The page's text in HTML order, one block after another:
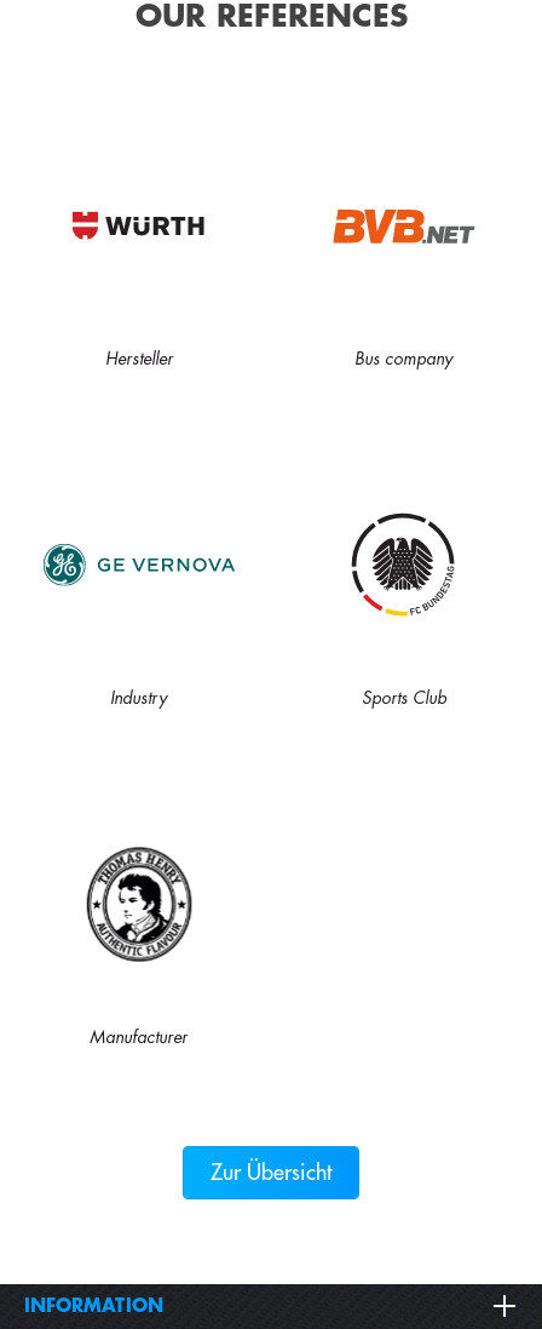
OUR REFERENCES
Hersteller Bus company
Industry Sports Club
Manufacturer
Zur Übersicht
INFORMATION